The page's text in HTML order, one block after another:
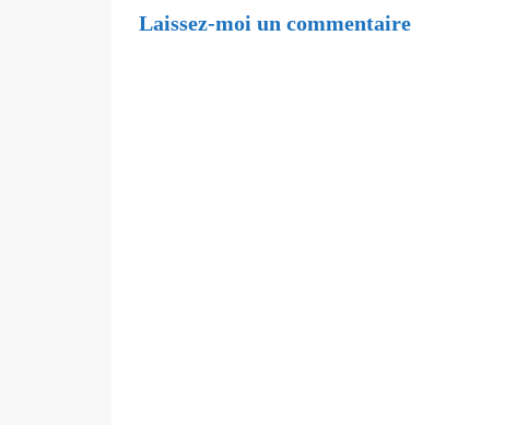
Laissez-moi un commentaire